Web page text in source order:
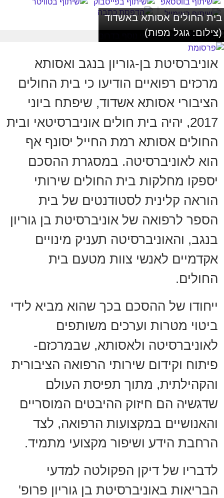
בית החולים אסותא באשדוד
(צילום: גוגל מפות)
אוניברסיטת בן-גוריון בנגב ואסותא
מרכזים רפואיים הודיעו כי בית החולים
הציבורי אסותא אשדוד, שיפתח ביוני
2017, יהיה בית חולים אוניברסיטאי ובית
החולים אסותא רמת החייל יסונף אף
הוא לאוניברסיטה. במסגרת ההסכם
יספקו מחלקות בית החולים שירותי
הוראה קלינית לסטודנטים של בית
הספר לרפואה של אוניברסיטת בן גוריון
בנגב, והאוניברסיטה תעניק מינויים
אקדמיים לאנשי צוות מטעם בית
החולים.
ייחודו של ההסכם בכך שהוא מביא לידי
ביטוי מטרות וערכים משותפים
לאוניברסיטה ולאסותא, שבמרכזם-
פיתוח וקידום שירותי הרפואה הציבורית
והקהילתית, מתוך תפיסת העולם
שדגשיה הם חיזוק ההיבטים המוסריים
והאנושיים במקצועות הרפואה, לצד
הרחבת הידע ושיפור מקצועי מתמיד.
לדבריו של דיקן הפקולטה למדעי
הבריאות באוניברסיטת בן גוריון פרופ'